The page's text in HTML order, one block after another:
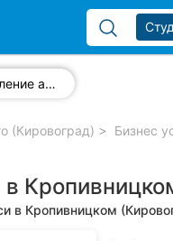
изготовление аудиороликов
(Кировоград) Бизнес
в
в Кропивницком